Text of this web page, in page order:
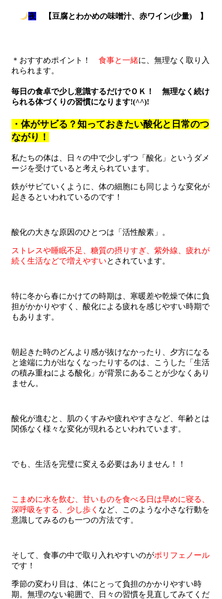
夜 【豆腐とわかめの味噌汁、赤ワイン(少量) 】
＊おすすめポイント！ 食事と一緒に、無理なく取り入
れられます。
毎日の食卓で少し意識するだけでＯＫ！ 無理なく続け
られる体づくりの習慣になります!(^^)!
・体がサビる？知っておきたい酸化と日常のつ
ながり！
私たちの体は、日々の中で少しずつ「酸化」というダメ
ージを受けていると考えられています。
鉄がサビていくように、体の細胞にも同じような変化が
起きるといわれているのです！
酸化の大きな原因のひとつは「活性酸素」。
ストレスや睡眠不足、糖質の摂りすぎ、紫外線、疲れが
続く生活などで増えやすいとされています。
特に冬から春にかけての時期は、寒暖差や乾燥で体に負
担がかかりやすく、酸化による疲れを感じやすい時期で
もあります。
朝起きた時のどんより感が抜けなかったり、夕方になる
と途端に力が出なくなったりするのは、こうした「生活
の積み重ねによる酸化」が背景にあることが少なくあり
ません。
酸化が進むと、肌のくすみや疲れやすさなど、年齢とは
関係なく様々な変化が現れるといわれています。
でも、生活を完璧に変える必要はありません！！
こまめに水を飲む、甘いものを食べる日は早めに寝る、
深呼吸をする、少し歩く など、このような小さな行動を
意識してみるのも一つの方法です。
そして、食事の中で取り入れやすいのがポリフェノール
です！
季節の変わり目は、体にとって負担のかかりやすい時
期。無理のない範囲で、日々の習慣を見直してみてくだ